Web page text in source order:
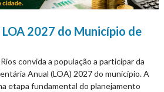
2027 do Município de
convida a população a participar da
Anual (LOA) 2027 do município. A
etapa fundamental do planejamento